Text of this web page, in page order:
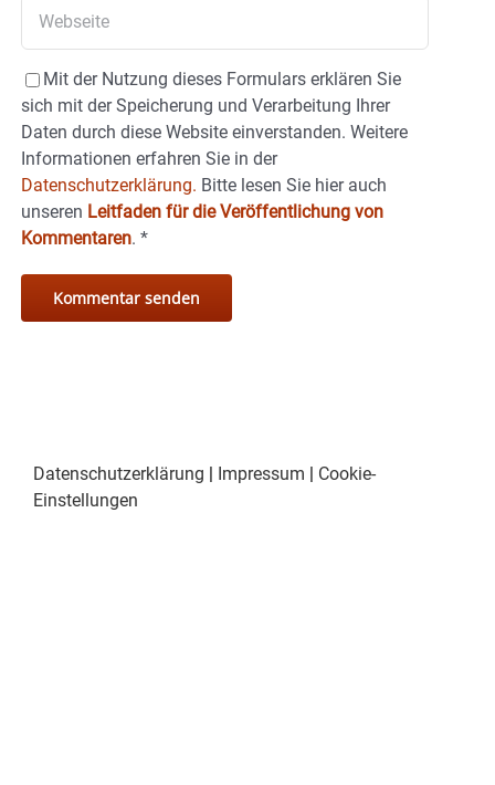
Mit der Nutzung dieses Formulars erklären Sie
sich mit der Speicherung und Verarbeitung Ihrer
Daten durch diese Website einverstanden. Weitere
Informationen erfahren Sie in der
Datenschutzerklärung. Bitte lesen Sie hier auch
unseren Leitfaden für die Veröffentlichung von
Kommentaren. *
Datenschutzerklärung | Impressum | Cookie-
Einstellungen